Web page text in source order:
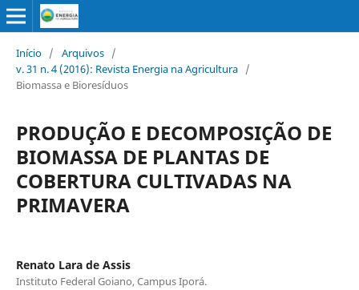
Início / Arquivos /
v. 31 n. 4 (2016): Revista Energia na Agricultura /
Biomassa e Bioresíduos
PRODUÇÃO E DECOMPOSIÇÃO DE
BIOMASSA DE PLANTAS DE
COBERTURA CULTIVADAS NA
PRIMAVERA
Renato Lara de Assis
Instituto Federal Goiano, Campus Iporá.